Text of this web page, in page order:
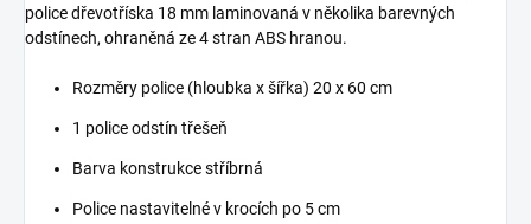
police dřevotříska 18 mm laminovaná v několika barevných
odstínech, ohraněná ze 4 stran ABS hranou.
Rozměry police (hloubka x šířka) 20 x 60 cm
1 police odstín třešeň
Barva konstrukce stříbrná
Police nastavitelné v krocích po 5 cm